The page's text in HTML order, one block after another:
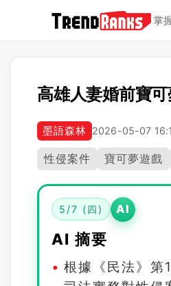
掌
高雄人妻婚前寶
墨語森林 2026-05-07
性侵案件 寶可夢遊戲
5/7 (四) AI
AI 摘要
根據《民法》第